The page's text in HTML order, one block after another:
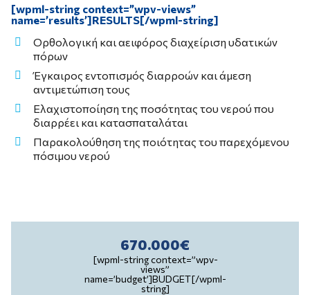
[wpml-string context=”wpv-views”
name=’results’]RESULTS[/wpml-string]
Ορθολογική και αειφόρος διαχείριση υδατικών
πόρων
Έγκαιρος εντοπισμός διαρροών και άμεση
αντιμετώπιση τους
Ελαχιστοποίηση της ποσότητας του νερού που
διαρρέει και κατασπαταλάται
Παρακολούθηση της ποιότητας του παρεχόμενου
πόσιμου νερού
670.000€
[wpml-string context=”wpv-
views”
name=’budget’]BUDGET[/wpml-
string]